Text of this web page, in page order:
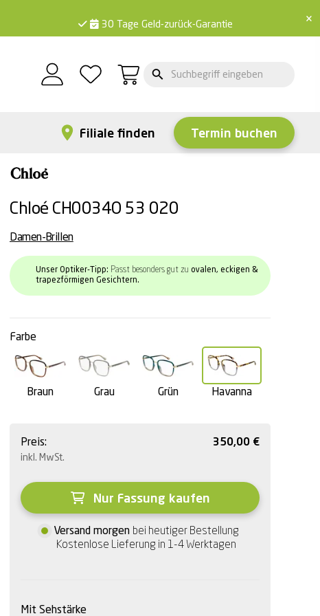
×
30 Tage Geld-zurück-Garantie
Filiale finden Termin buchen
Chloé CH0034O 53 020
Damen-Brillen
Unser Optiker-Tipp: Passt besonders gut zu ovalen, eckigen &
trapezförmigen Gesichtern.
Farbe
Braun Grau Grün Havanna
Preis:
inkl. MwSt.
350,00 €
Nur Fassung kaufen
Versand morgen bei heutiger Bestellung
Kostenlose Lieferung in 1-4 Werktagen
Mit Sehstärke